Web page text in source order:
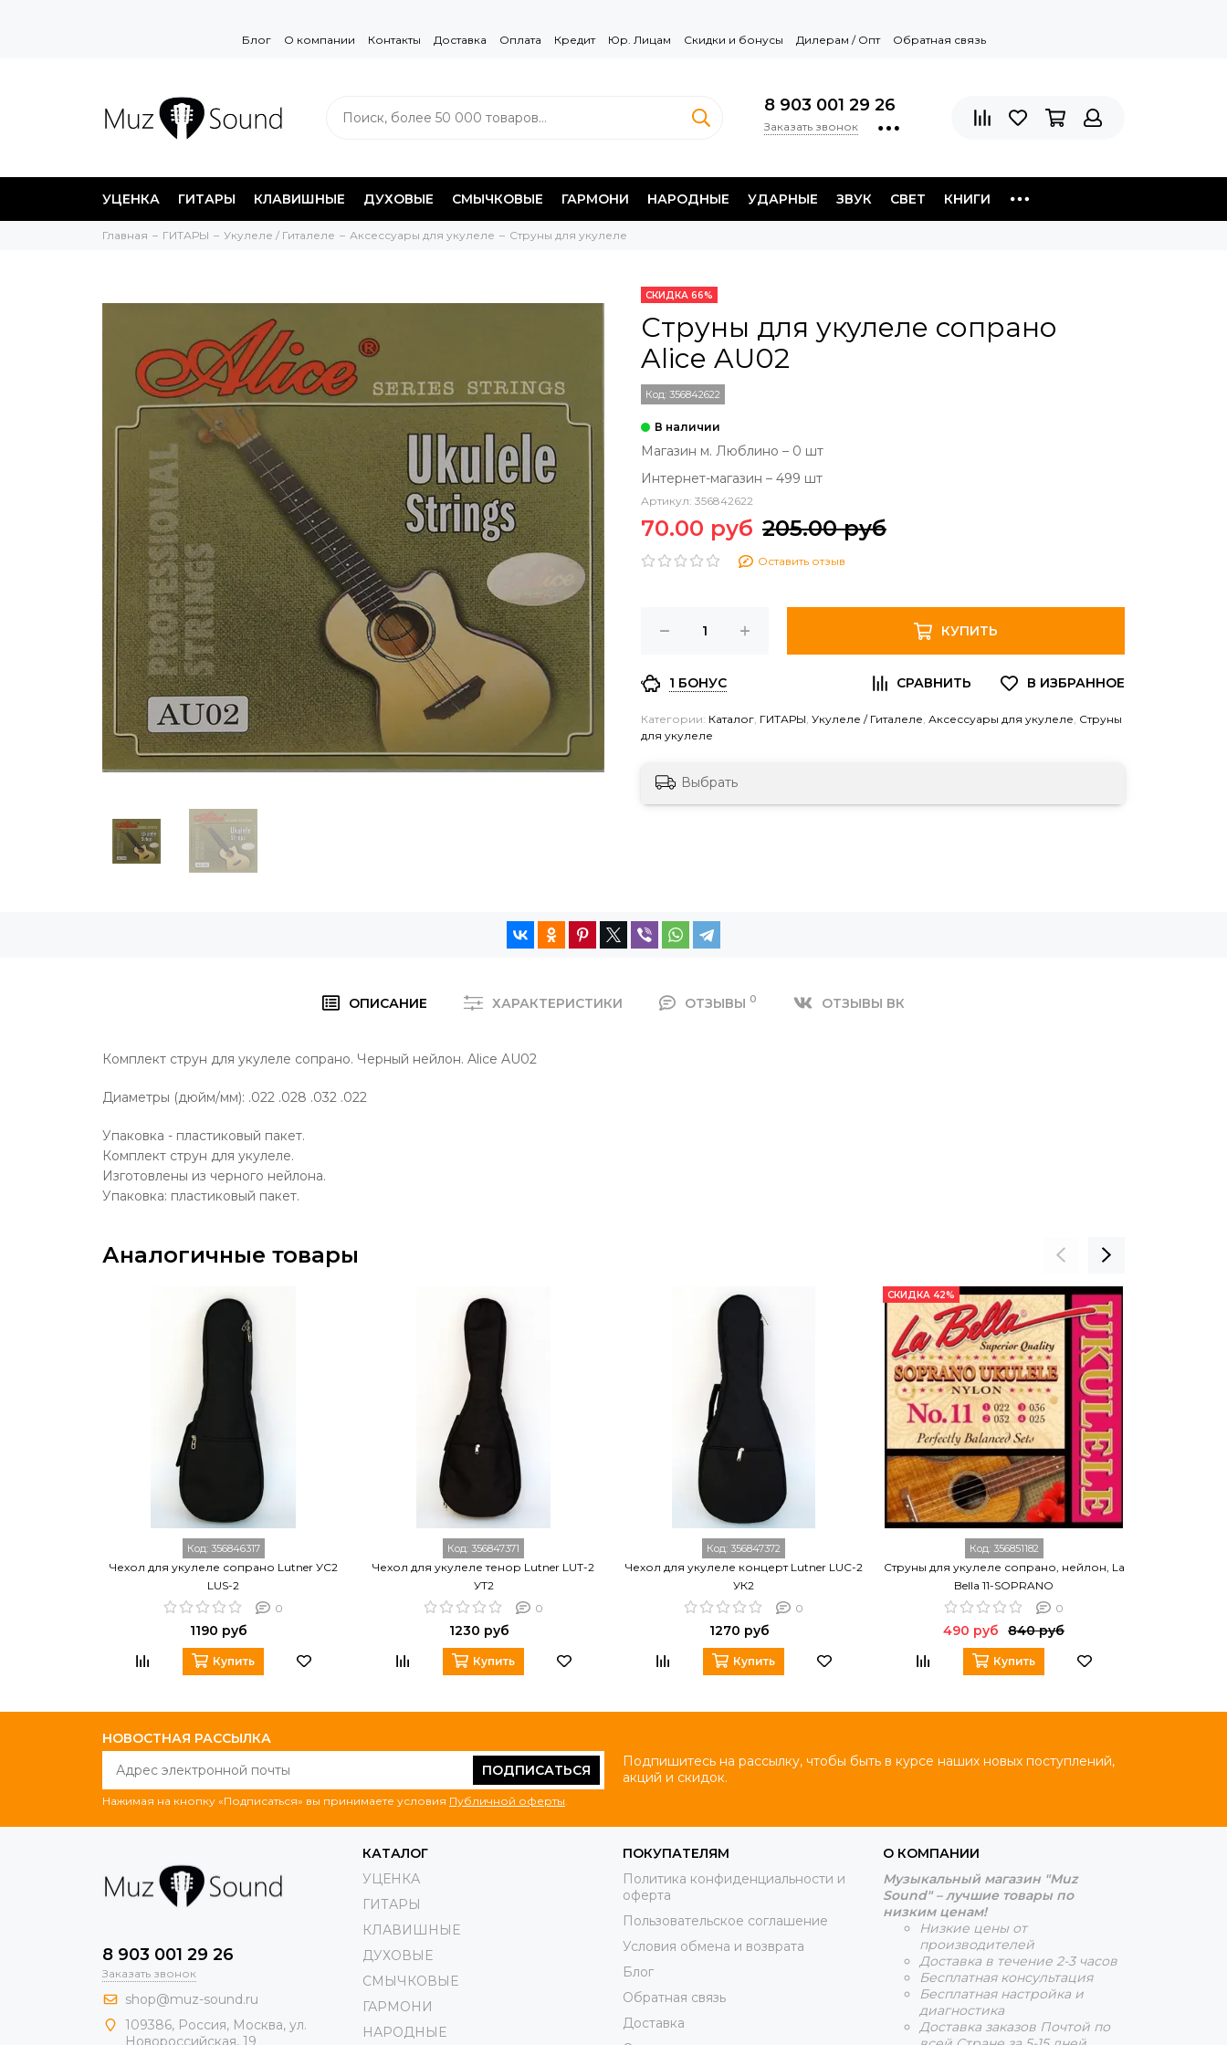
Блог О компании Контакты Доставка Оплата Кредит Юр. Лицам Скидки и бонусы Дилерам / Опт Обратная связь
8 903 001 29 26
Заказать звонок
УЦЕНКА ГИТАРЫ КЛАВИШНЫЕ ДУХОВЫЕ СМЫЧКОВЫЕ ГАРМОНИ НАРОДНЫЕ УДАРНЫЕ ЗВУК СВЕТ КНИГИ
Главная ГИТАРЫ Укулеле / Гиталеле Аксессуары для укулеле Струны для укулеле
СКИДКА 66%
Струны для укулеле сопрано
Alice AU02
Код: 356842622
Магазин м. Люблино – 0 шт
Интернет-магазин – 499 шт
Артикул: 356842622
70.00 руб 205.00 руб
Оставить отзыв
КУПИТЬ
1 БОНУС
Категории: Каталог, ГИТАРЫ, Укулеле / Гиталеле, Аксессуары для укулеле, Струны
для укулеле
Выбрать
ОПИСАНИЕ ХАРАКТЕРИСТИКИ ОТЗЫВЫ 0 ОТЗЫВЫ ВК
Комплект струн для укулеле сопрано. Черный нейлон. Alice AU02
Диаметры (дюйм/мм): .022 .028 .032 .022
Упаковка - пластиковый пакет.
Комплект струн для укулеле.
Изготовлены из черного нейлона.
Упаковка: пластиковый пакет.
Аналогичные товары
Код: 356846317
Чехол для укулеле сопрано Lutner УС2
LUS-2
0
1190 руб
Купить
Код: 356847371
Чехол для укулеле тенор Lutner LUT-2
УТ2
0
1230 руб
Купить
Код: 356847372
Чехол для укулеле концерт Lutner LUC-2
УК2
0
1270 руб
Купить
СКИДКА 42%
Код: 356851182
Струны для укулеле сопрано, нейлон, La
Bella 11-SOPRANO
0
490 руб 840 руб
Купить
НОВОСТНАЯ РАССЫЛКА
ПОДПИСАТЬСЯ
Нажимая на кнопку «Подписаться» вы принимаете условия Публичной оферты
Подпишитесь на рассылку, чтобы быть в курсе наших новых поступлений,
акций и скидок.
8 903 001 29 26
Заказать звонок
shop@muz-sound.ru
109386, Россия, Москва, ул.
Новороссийская, 19
КАТАЛОГ
УЦЕНКА
ГИТАРЫ
КЛАВИШНЫЕ
ДУХОВЫЕ
СМЫЧКОВЫЕ
ГАРМОНИ
НАРОДНЫЕ
ПОКУПАТЕЛЯМ
Политика конфиденциальности и
оферта
Пользовательское соглашение
Условия обмена и возврата
Блог
Обратная связь
Доставка
О КОМПАНИИ
Музыкальный магазин "Muz
Sound" – лучшие товары по
низким ценам!
Низкие цены от
производителей
Доставка в течение 2-3 часов
Бесплатная консультация
Бесплатная настройка и
диагностика
Доставка заказов Почтой по